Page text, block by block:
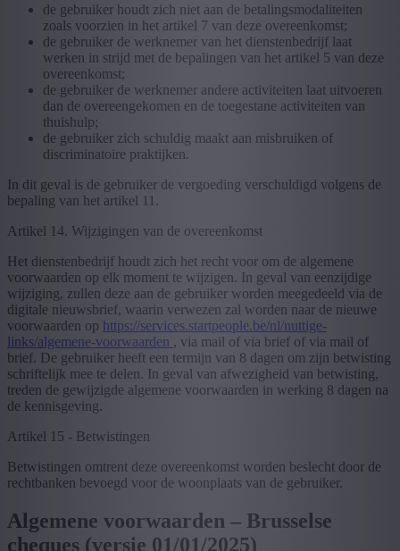
de gebruiker houdt zich niet aan de betalingsmodaliteiten
zoals voorzien in het artikel 7 van deze overeenkomst;
de gebruiker de werknemer van het dienstenbedrijf laat
werken in strijd met de bepalingen van het artikel 5 van deze
overeenkomst;
de gebruiker de werknemer andere activiteiten laat uitvoeren
dan de overeengekomen en de toegestane activiteiten van
thuishulp;
de gebruiker zich schuldig maakt aan misbruiken of
discriminatoire praktijken.
In dit geval is de gebruiker de vergoeding verschuldigd volgens de
bepaling van het artikel 11.
Artikel 14. Wijzigingen van de overeenkomst
Het dienstenbedrijf houdt zich het recht voor om de algemene
voorwaarden op elk moment te wijzigen. In geval van eenzijdige
wijziging, zullen deze aan de gebruiker worden meegedeeld via de
digitale nieuwsbrief, waarin verwezen zal worden naar de nieuwe
voorwaarden op https://services.startpeople.be/nl/nuttige-
links/algemene-voorwaarden , via mail of via brief of via mail of
brief. De gebruiker heeft een termijn van 8 dagen om zijn betwisting
schriftelijk mee te delen. In geval van afwezigheid van betwisting,
treden de gewijzigde algemene voorwaarden in werking 8 dagen na
de kennisgeving.
Artikel 15 - Betwistingen
Betwistingen omtrent deze overeenkomst worden beslecht door de
rechtbanken bevoegd voor de woonplaats van de gebruiker.
Algemene voorwaarden – Brusselse
cheques (versie 01/01/2025)